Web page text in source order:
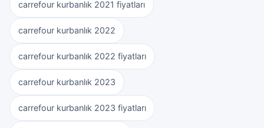
carrefour kurbanlık 2021 fiyatları
carrefour kurbanlık 2022
carrefour kurbanlık 2022 fiyatları
carrefour kurbanlık 2023
carrefour kurbanlık 2023 fiyatları